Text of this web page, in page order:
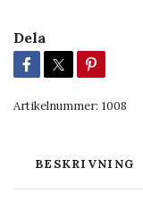
Dela
Artikelnummer: 1008
BESKRIVNING